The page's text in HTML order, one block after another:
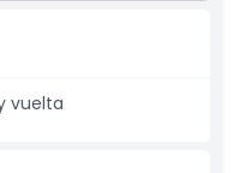
vuelta